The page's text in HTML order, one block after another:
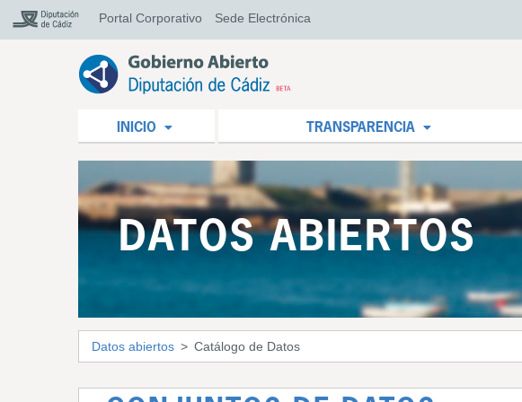
Portal Corporativo Sede Electrónica
INICIO TRANSPARENCIA
DATOS ABIERTOS
Datos abiertos Catálogo de Datos